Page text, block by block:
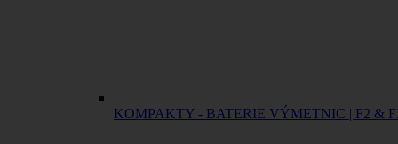
KOMPAKTY - BATERIE VÝMETNIC | F2 &